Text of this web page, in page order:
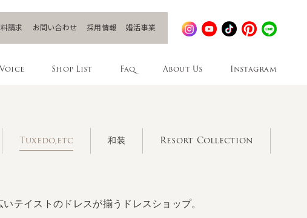
Shop List Faq About Us Instagram
請求 お問い合わせ 採用情報 婚活事業
Tuxedo,etc 和装 Resort Collection
テイストのドレスが揃うドレスショップ。